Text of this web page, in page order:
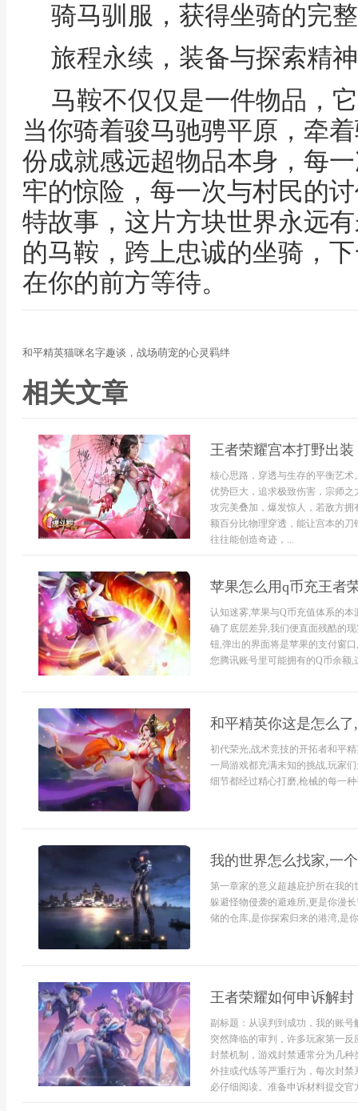
骑马驯服，获得坐骑的完
旅程永续，装备与探索精
马鞍不仅仅是一件物品，
当你骑着骏马驰骋平原，牵
份成就感远超物品本身，每
牢的惊险，每一次与村民的
特故事，这片方块世界永远
的马鞍，跨上忠诚的坐骑，
在你的前方等待。
和平精英猫咪名字趣谈，战场萌宠的心灵羁绊
相关文章
王者荣耀宫本打野出
核心思路，穿透与生存的平衡艺
优势巨大，追求极致伤害，宗师
攻完美叠加，爆发惊人，若敌方
额百分比物理穿透，能让宫本的
往往能创造奇迹，...
苹果怎么用q币充王者
认知迷雾,苹果与Q币充值体系的
确了底层差异,我们便直面残酷的
钮,弹出的界面将是苹果的支付窗
您腾讯账号里可能拥有的Q币余额,
和平精英你这是怎么
初代荣光,战术竞技的开拓者和平
一局游戏都充满未知的挑战,玩家
细节都经过精心打磨,枪械的每一
我的世界怎么找家,一
第一章家的意义超越庇护所在我
躲避怪物侵袭的避难所,更是你漫
储的仓库,是你探索归来的港湾,是
王者荣耀如何申诉解
副标题：从误判到成功，我的账
突然降临的审判，许多玩家第一
封禁机制，游戏封禁通常分为几
外挂或代练等严重行为，每次封
必仔细阅读。准备申诉材料提交官